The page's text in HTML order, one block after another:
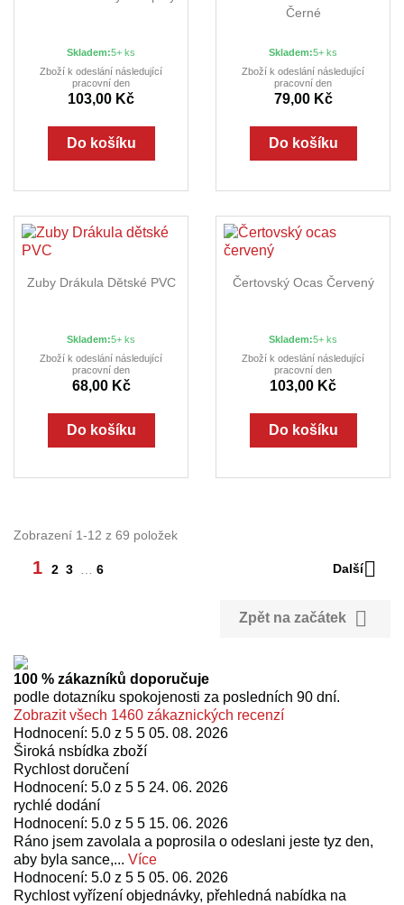
Skladem:5+ ks
Zboží k odeslání následující
pracovní den
103,00 Kč
Do košíku
Černé
Skladem:5+ ks
Zboží k odeslání následující
pracovní den
79,00 Kč
Do košíku
Zuby Drákula Dětské PVC
Skladem:5+ ks
Zboží k odeslání následující
pracovní den
68,00 Kč
Do košíku
Čertovský Ocas Červený
Skladem:5+ ks
Zboží k odeslání následující
pracovní den
103,00 Kč
Do košíku
Zobrazení 1-12 z 69 položek
1 2 3 … 6 Další
Zpět na začátek 
100 % zákazníků doporučuje
podle dotazníku spokojenosti za posledních 90 dní.
Zobrazit všech 1460 zákaznických recenzí
Hodnocení: 5.0 z 5 5 05. 08. 2026
Široká nsbídka zboží
Rychlost doručení
Hodnocení: 5.0 z 5 5 24. 06. 2026
rychlé dodání
Hodnocení: 5.0 z 5 5 15. 06. 2026
Ráno jsem zavolala a poprosila o odeslani jeste tyz den,
aby byla sance,... Více
Hodnocení: 5.0 z 5 5 05. 06. 2026
Rychlost vyřízení objednávky, přehledná nabídka na